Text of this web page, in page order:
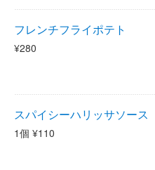
フレンチフライポテト
¥280
スパイシーハリッサソース
1個 ¥110